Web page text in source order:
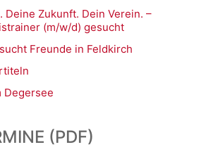
Deine Zukunft. Dein Verein. –
(m/w/d) gesucht
Freunde in Feldkirch
Degersee
(PDF)